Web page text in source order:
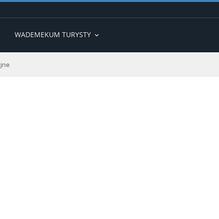
WADEMEKUM TURYSTY expand_more